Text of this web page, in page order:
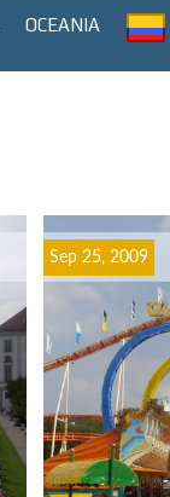
OCEANIA
Sep 25, 2009